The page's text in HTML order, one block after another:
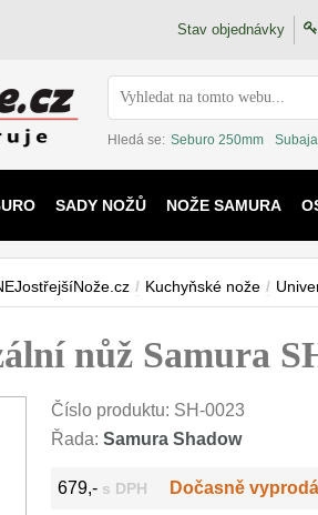
Stav objednávky
Hledá se: Seburo 250mm
SADY NOŽŮ NOŽE SAMURA
/ Kuchyňské nože /
nůž Samura
Číslo produktu: SH-0023
Řada: Samura Shadow
679,- s DPH Dočasně